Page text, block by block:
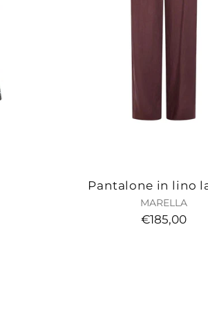
Pantalone in lino
MARELLA
€185,00